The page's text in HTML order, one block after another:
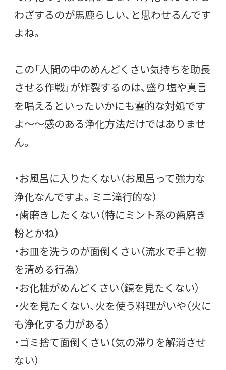
わざするのが馬鹿らしい、と思わせるんです
よね。
この「人間の中のめんどくさい気持ちを助長
させる作戦」が炸裂するのは、盛り塩や真言
を唱えるといったいかにも霊的な対処です
よ〜〜感のある浄化方法だけではありませ
ん。
・お風呂に入りたくない（お風呂って強力な
浄化なんですよ。ミニ滝行的な）
・歯磨きしたくない（特にミント系の歯磨き
粉とかね）
・お皿を洗うのが面倒くさい（流水で手と物
を清める行為）
・お化粧がめんどくさい（鏡を見たくない）
・火を見たくない、火を使う料理がいや（火に
も浄化する力がある）
・ゴミ捨て面倒くさい（気の滞りを解消させ
ない）